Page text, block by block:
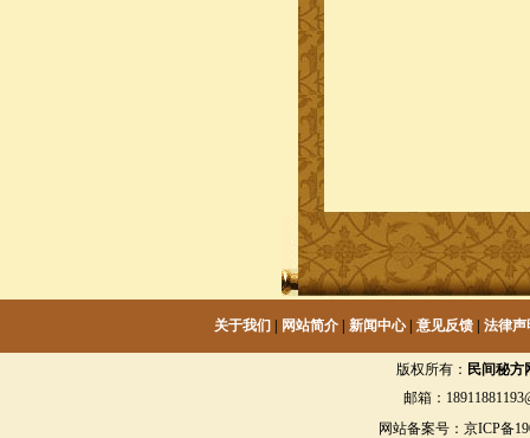
关于我们 网站简介 新闻中心| 意见反馈 法律声
版权所有： 民间秘方
邮箱：
网站备案号：京ICP备